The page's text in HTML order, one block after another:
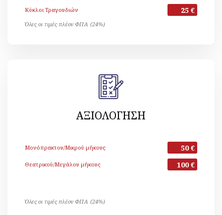
Κύκλοι Τραγουδιών 25 €
Όλες οι τιμές πλέον ΦΠΑ (24%)
ΑΞΙΟΛΟΓΗΣΗ
Μονόπρακτου/Μικρού μήκους 50 €
Θεατρικού/Μεγάλου μήκους 100 €
Όλες οι τιμές πλέον ΦΠΑ (24%)